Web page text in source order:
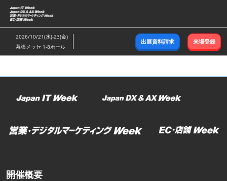
ス
キ
ッ
し
2026/10/21(水)-23(金)
幕張メッセ 1-8ホール
出展資料請求 来場登録
開催概要